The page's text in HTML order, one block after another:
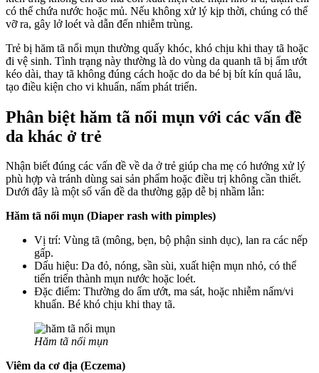
có thể chứa nước hoặc mủ. Nếu không xử lý kịp thời, chúng có thể
vỡ ra, gây lở loét và dẫn đến nhiễm trùng.
Trẻ bị hăm tã nổi mụn thường quấy khóc, khó chịu khi thay tã hoặc
đi vệ sinh. Tình trạng này thường là do vùng da quanh tã bị ẩm ướt
kéo dài, thay tã không đúng cách hoặc do da bé bị bít kín quá lâu,
tạo điều kiện cho vi khuẩn, nấm phát triển.
Phân biệt hăm tã nổi mụn với các vấn đề
da khác ở trẻ
Nhận biết đúng các vấn đề về da ở trẻ giúp cha mẹ có hướng xử lý
phù hợp và tránh dùng sai sản phẩm hoặc điều trị không cần thiết.
Dưới đây là một số vấn đề da thường gặp dễ bị nhầm lẫn:
Hăm tã nổi mụn (Diaper rash with pimples)
Vị trí: Vùng tã (mông, bẹn, bộ phận sinh dục), lan ra các nếp
gấp.
Dấu hiệu: Da đỏ, nóng, sần sùi, xuất hiện mụn nhỏ, có thể
tiến triển thành mụn nước hoặc loét.
Đặc điểm: Thường do ẩm ướt, ma sát, hoặc nhiễm nấm/vi
khuẩn. Bé khó chịu khi thay tã.
Hăm tã nổi mụn
Viêm da cơ địa (Eczema)